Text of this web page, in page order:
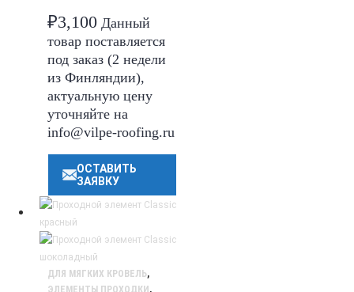
₽3,100 Данный
товар поставляется
под заказ (2 недели
из Финляндии),
актуальную цену
уточняйте на
info@vilpe-roofing.ru
ОСТАВИТЬ
ЗАЯВКУ
ДЛЯ МЯГКИХ КРОВЕЛЬ,
ЭЛЕМЕНТЫ ПРОХОДКИ ,